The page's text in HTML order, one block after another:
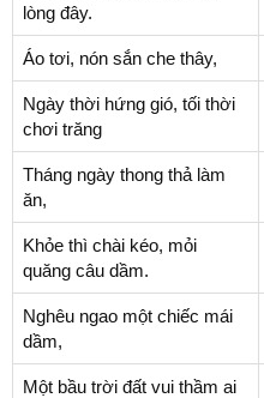
lòng đây.
Áo tơi, nón sắn che thây,
Ngày thời hứng gió, tối thời
chơi trăng
Tháng ngày thong thả làm
ăn,
Khỏe thì chài kéo, mỏi
quăng câu dầm.
Nghêu ngao một chiếc mái
dầm,
Một bầu trời đất vui thầm ai